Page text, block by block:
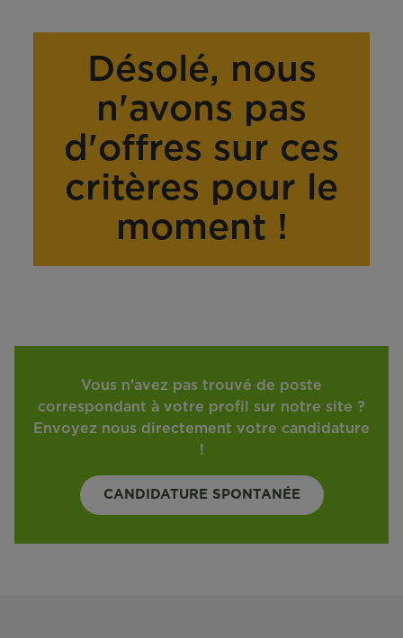
Désolé, nous
n'avons pas
d'offres sur ces
critères pour le
moment !
Vous n'avez pas trouvé de poste
correspondant à votre profil sur notre site ?
Envoyez nous directement votre candidature
!
CANDIDATURE SPONTANÉE